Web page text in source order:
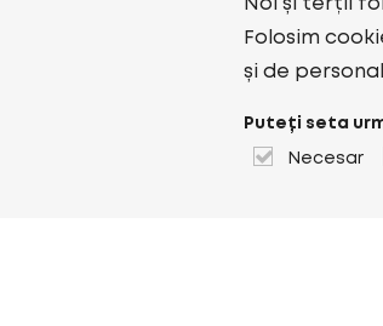
Noi și terții
Folosim
și de
Puteți seta
Necesar